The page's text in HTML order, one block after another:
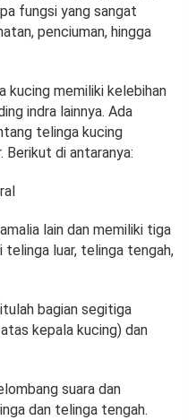
fungsi yang sangat
penciuman, hingga
kucing memiliki kelebihan
indra lainnya. Ada
telinga kucing
Berikut di antaranya:
lain dan memiliki tiga
telinga luar, telinga tengah,
bagian segitiga
kepala kucing) dan
suara dan
dan telinga tengah.